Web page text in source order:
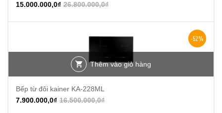
26.800.000,0₫
15.000.000,0₫
-52%
Thêm vào giỏ hàng
Bếp từ đôi kainer KA-228ML
16.500.000,0₫
7.900.000,0₫